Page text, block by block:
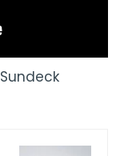
Sundeck